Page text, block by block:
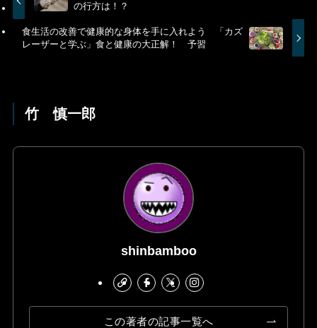
の行方は！？
食生活の改善で健康的な身体を手に入れよう 「カズ
レーザーと学ぶ」食と健康の大正解！ 予習
竹 慎一郎
shinbamboo
この著者の記事一覧へ